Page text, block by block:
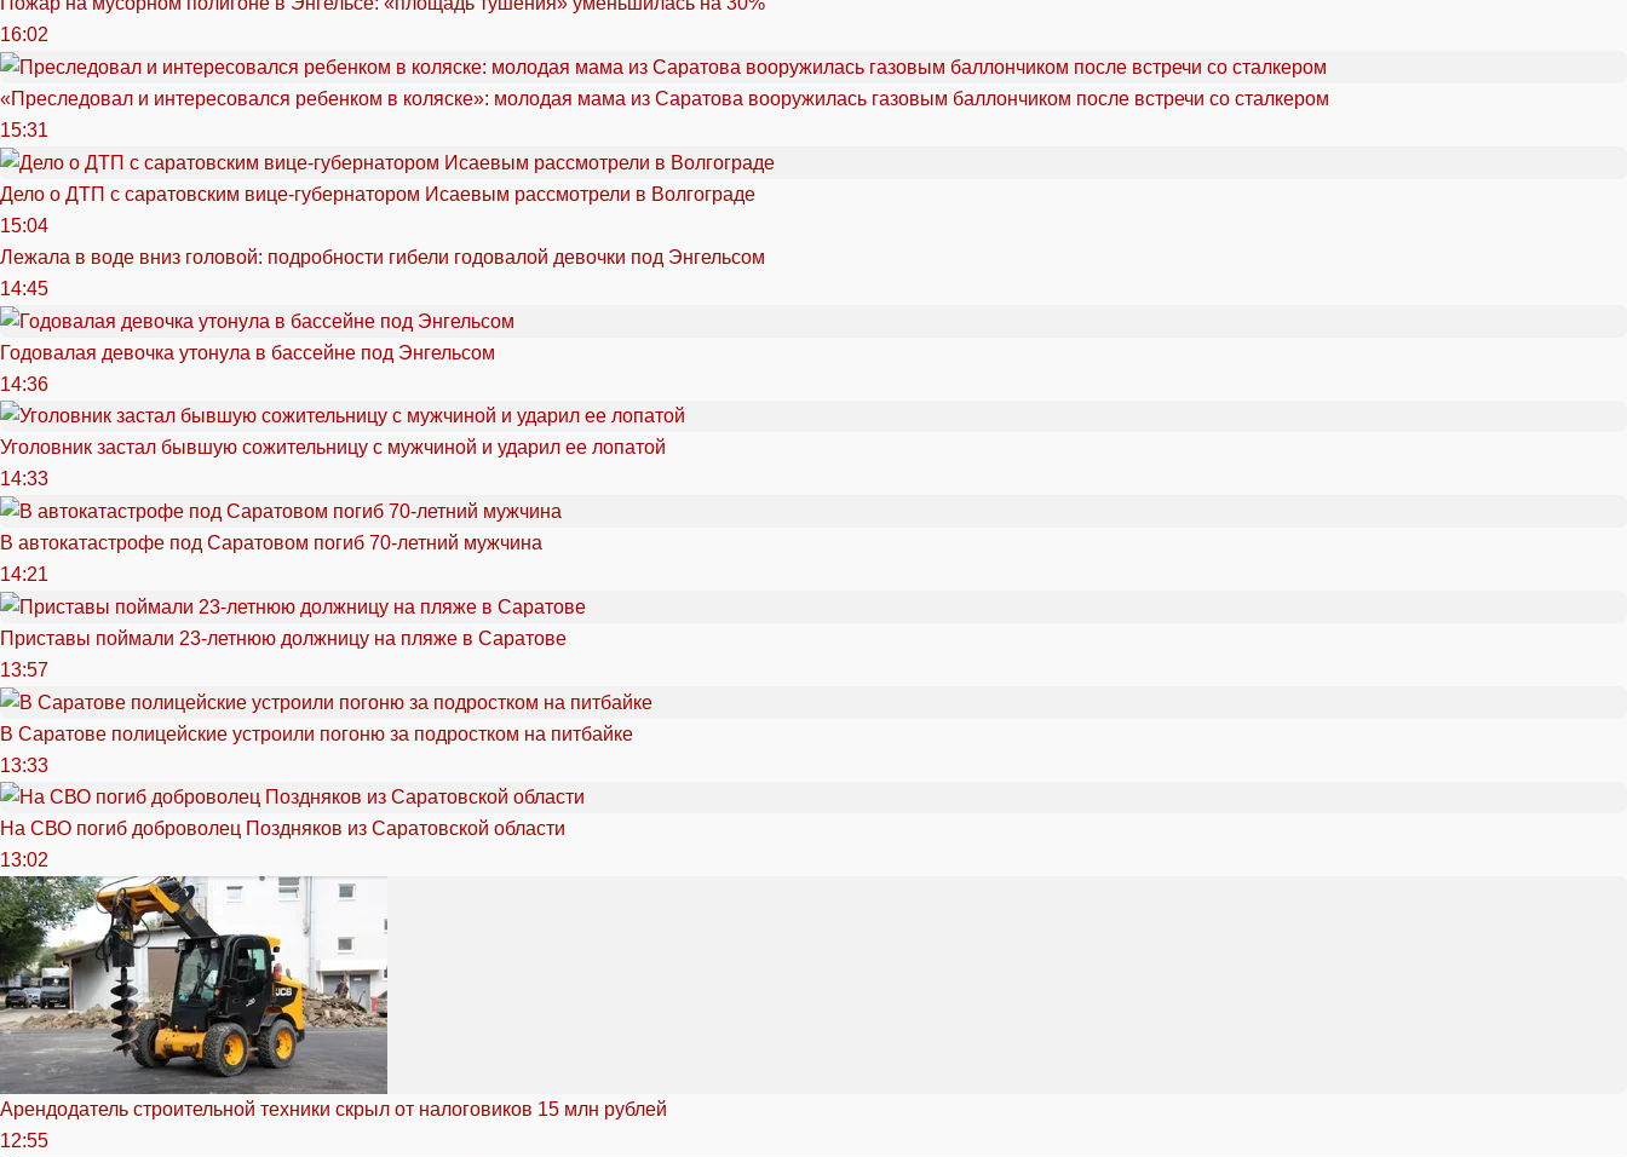
16:02
«Преследовал и интересовался ребенком в коляске»: молодая мама из Саратова вооружилась газовым баллончиком после встречи со сталкером
15:31
Дело о ДТП с саратовским вице-губернатором Исаевым рассмотрели в Волгограде
15:04
Лежала в воде вниз головой: подробности гибели годовалой девочки под Энгельсом
14:45
Годовалая девочка утонула в бассейне под Энгельсом
14:36
Уголовник застал бывшую сожительницу с мужчиной и ударил ее лопатой
14:33
В автокатастрофе под Саратовом погиб 70-летний мужчина
14:21
Приставы поймали 23-летнюю должницу на пляже в Саратове
13:57
В Саратове полицейские устроили погоню за подростком на питбайке
13:33
На СВО погиб доброволец Поздняков из Саратовской области
13:02
Арендодатель строительной техники скрыл от налоговиков 15 млн рублей
12:55